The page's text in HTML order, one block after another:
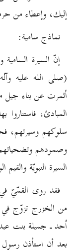
إليك، وإعطاء من
نماذج سامية:
إنّ السيرة السامية
(صلى الله عليه
أثمرت عن بناء جيل
المبادئ،
سلوكهم وسيرتهم،
وصمودهم
السيرة النبويّة
فقد روى القمّيّ
من الخزرج تزوّج في
اُحد ـ جميلة بنت
بعد أن استأذن رسول